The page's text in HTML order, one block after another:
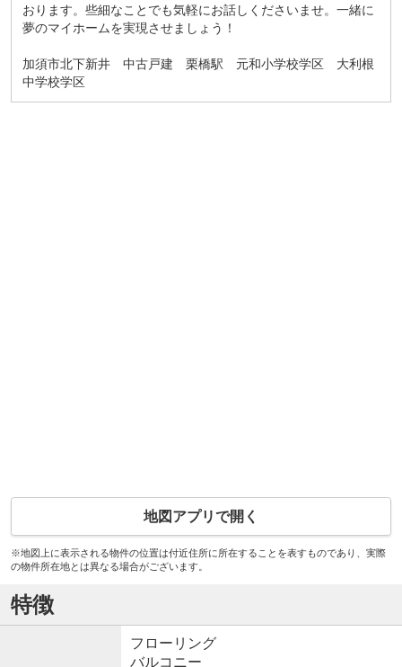
おります。些細なことでも気軽にお話しくださいませ。一緒に
夢のマイホームを実現させましょう！
加須市北下新井 中古戸建 栗橋駅 元和小学校学区 大利根
中学校学区
地図アプリで開く
※地図上に表示される物件の位置は付近住所に所在することを表すものであり、実際
の物件所在地とは異なる場合がございます。
特徴
フローリング
バルコニー